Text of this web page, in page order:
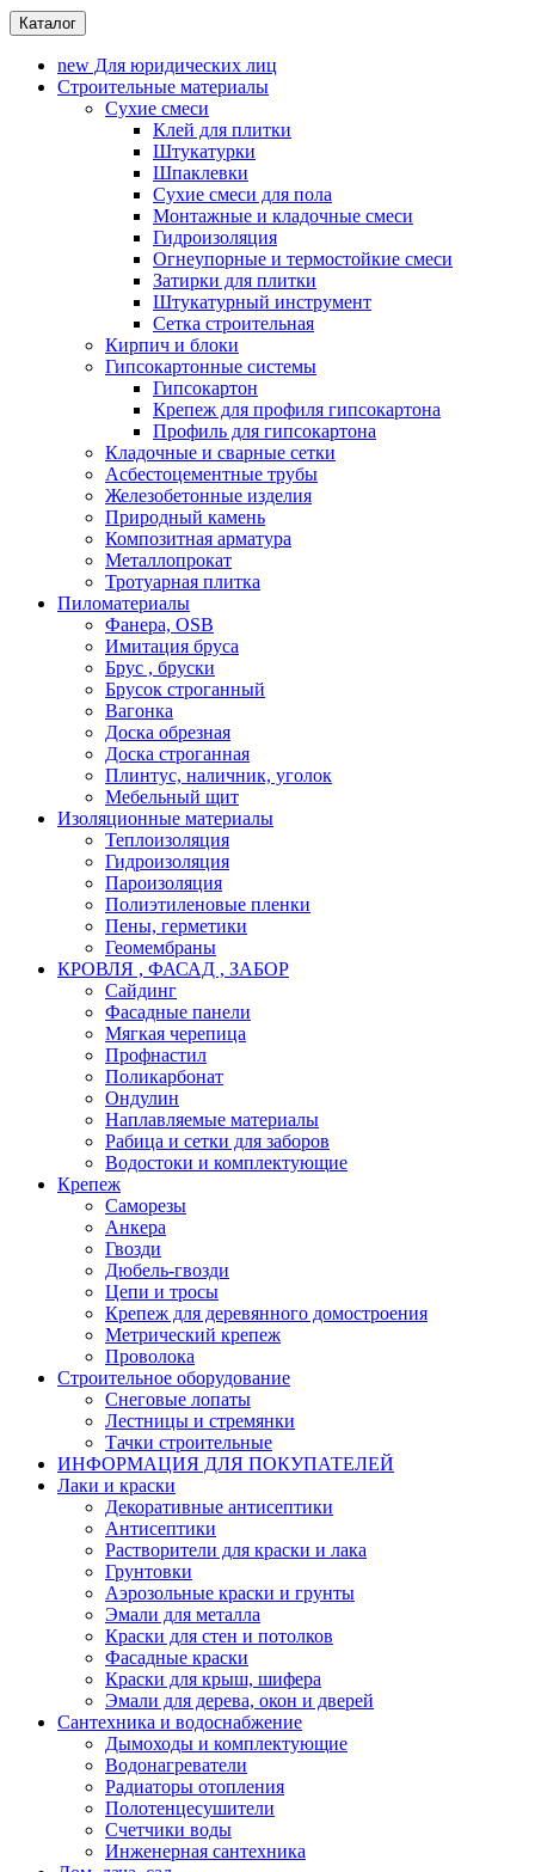
Каталог
new Для юридических лиц
Строительные материалы
Сухие смеси
Клей для плитки
Штукатурки
Шпаклевки
Сухие смеси для пола
Монтажные и кладочные смеси
Гидроизоляция
Oгнеупорные и термостойкие смеси
Затирки для плитки
Штукатурный инструмент
Cетка строительная
Кирпич и блоки
Гипсокартонные системы
Гипсокартон
Крепеж для профиля гипсокартона
Профиль для гипсокартона
Кладочные и сварные сетки
Асбестоцементные трубы
Железобетонные изделия
Природный камень
Композитная арматура
Металлопрокат
Тротуарная плитка
Пиломатериалы
Фанера, OSB
Имитация бруса
Брус , бруски
Брусок строганный
Вагонка
Доска обрезная
Доска строганная
Плинтус, наличник, уголок
Мебельный щит
Изоляционные материалы
Теплоизоляция
Гидроизоляция
Пароизоляция
Полиэтиленовые пленки
Пены, герметики
Геомембраны
КРОВЛЯ , ФАСАД , ЗАБОР
Сайдинг
Фасадные панели
Мягкая черепица
Профнастил
Поликарбонат
Ондулин
Наплавляемые материалы
Рабица и сетки для заборов
Водостоки и комплектующие
Крепеж
Саморезы
Анкера
Гвозди
Дюбель-гвозди
Цепи и тросы
Крепеж для деревянного домостроения
Метрический крепеж
Проволока
Строительное оборудование
Снеговые лопаты
Лестницы и стремянки
Тачки строительные
ИНФОРМАЦИЯ ДЛЯ ПОКУПАТЕЛЕЙ
Лаки и краски
Декоративные антисептики
Антисептики
Растворители для краски и лака
Грунтовки
Аэрозольные краски и грунты
Эмали для металла
Краски для стен и потолков
Фасадные краски
Краски для крыш, шифера
Эмали для дерева, окон и дверей
Сантехника и водоснабжение
Дымоходы и комплектующие
Водонагреватели
Радиаторы отопления
Полотенцесушители
Счетчики воды
Инженерная сантехника